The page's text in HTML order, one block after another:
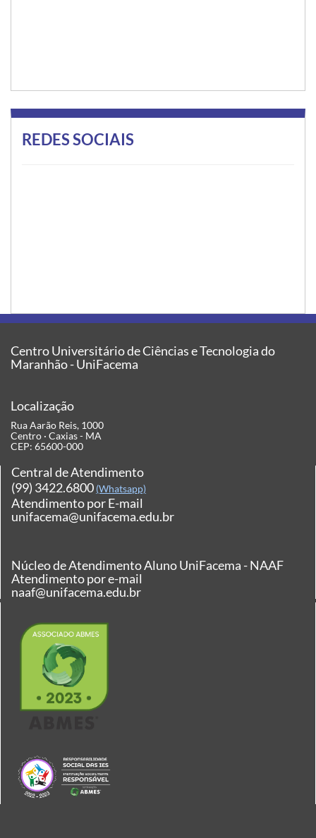
REDES SOCIAIS
Centro Universitário de Ciências e Tecnologia do
Maranhão - UniFacema
Localização
Rua Aarão Reis, 1000
Centro · Caxias - MA
CEP: 65600-000
Central de Atendimento
(99) 3422.6800 (Whatsapp)
Atendimento por E-mail
unifacema@unifacema.edu.br
Núcleo de Atendimento Aluno UniFacema - NAAF
Atendimento por e-mail
naaf@unifacema.edu.br